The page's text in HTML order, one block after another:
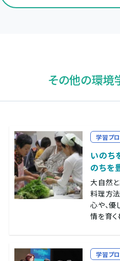
その他の環境
学習プ
いのち
のちを
大自然
料理方
心や、優
情を育く
学習プ